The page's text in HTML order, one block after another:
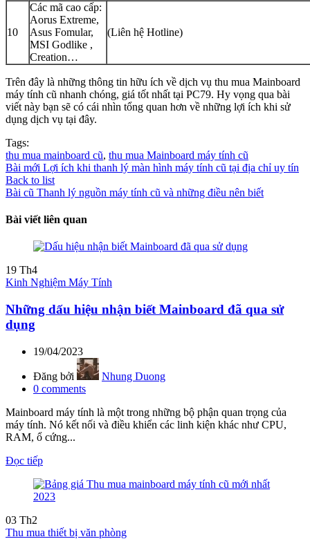
10
Các mã cao cấp:
Aorus Extreme,
Asus Fomular,
MSI Godlike ,
Creation…
(Liên hệ Hotline)
Trên đây là những thông tin hữu ích về dịch vụ thu mua Mainboard
máy tính cũ nhanh chóng, giá tốt nhất tại PC79. Hy vọng qua bài
viết này bạn sẽ có cái nhìn tổng quan hơn về những lợi ích khi sử
dụng dịch vụ tại đây.
Tags:
thu mua mainboard cũ, thu mua Mainboard máy tính cũ
Bài mới Lợi ích khi thanh lý màn hình máy tính cũ tại địa chỉ uy tín
Back to list
Bài cũ Thanh lý nguồn máy tính cũ và những điều nên biết
Bài viết liên quan
19 Th4
Kinh Nghiệm Máy Tính
Những dấu hiệu nhận biết Mainboard đã qua sử
dụng
19/04/2023
Đăng bởi
Nhung Duong
0 comments
Mainboard máy tính là một trong những bộ phận quan trọng của
máy tính. Nó kết nối và điều khiển các linh kiện khác như CPU,
RAM, ổ cứng...
Đọc tiếp
03 Th2
Thu mua thiết bị văn phòng